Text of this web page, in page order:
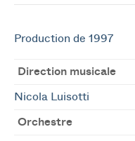
Production de 1997
Direction musicale
Nicola Luisotti
Orchestre